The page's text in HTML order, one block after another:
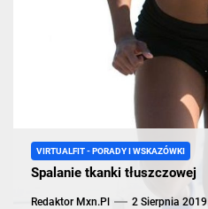
VIRTUALFIT - PORADY I WSKAZÓWKI
Spalanie tkanki tłuszczowej
Redaktor Mxn.pl 2 Sierpnia 2019